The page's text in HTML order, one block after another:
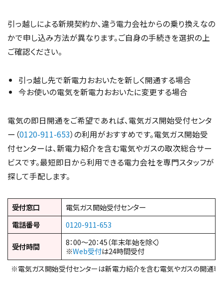
引っ越しによる新規契約か、違う電力会社からの乗り換えなの
かで申し込み方法が異なります。ご自身の手続きを選択の上
ご確認ください。
引っ越し先で新電力おおいたを新しく開通する場合
今お使いの電気を新電力おおいたに変更する場合
電気の即日開通をご希望であれば、電気ガス開始受付センタ
ー（0120-911-653）の利用がおすすめです。電気ガス開始受
付センターは、新電力紹介を含む電気やガスの取次総合サー
ビスです。最短即日から利用できる電力会社を専門スタッフが
探して手配します。
受付窓口
電気ガス開始受付センター
電話番号
0120-911-653
受付時間
8：00～20：45（年末年始を除く）
※Web受付は24時間受付
※電気ガス開始受付センターは新電力紹介を含む電気やガスの開通専